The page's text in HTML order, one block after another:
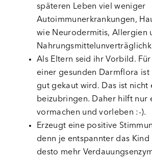
späteren Leben viel weniger
Autoimmunerkrankungen,
wie Neurodermitis, Allergien
Als Eltern seid ihr Vorbild.
einer gesunden Darmflora ist
gut gekaut wird. Das ist nicht
beizubringen. Daher hilft nur
vormachen und vorleben :-).
Erzeugt eine positive
denn je entspannter das Kind
desto mehr